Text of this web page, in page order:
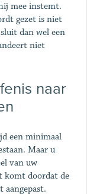
mee instemt.
gezet is niet
dan wel een
niet
naar
een minimaal
Maar u
van uw
komt doordat de
aangepast.